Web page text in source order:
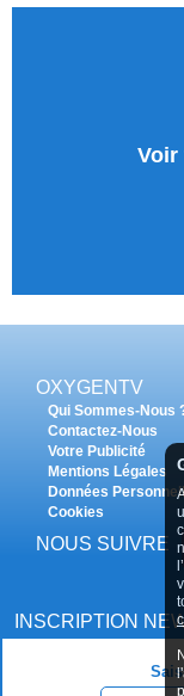
Voir
OXYGENTV
Qui Sommes-Nous
Contactez-Nous
Votre Publicité
Mentions Légales
Données
Cookies
NOUS SUIVRE
INSCRIPTION